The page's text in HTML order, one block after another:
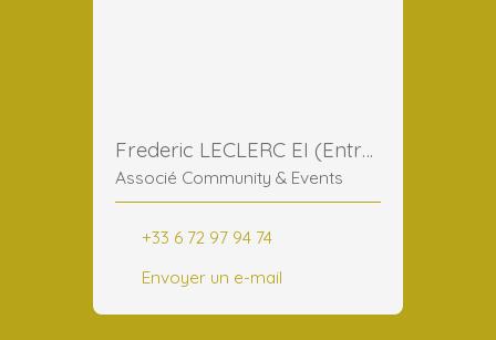
Frederic LECLERC EI (Entreprise Individuelle)
Associé Community & Events
+33 6 72 97 94 74
Envoyer un e-mail